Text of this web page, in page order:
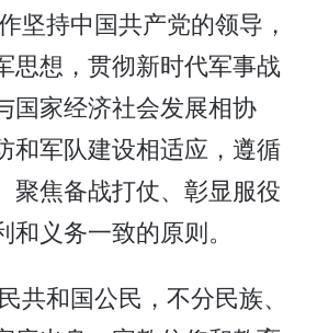
坚持中国共产党的领导，
思想，贯彻新时代军事战
国家经济社会发展相协
和军队建设相适应，遵循
聚焦备战打仗、彰显服役
义务一致的原则。
共和国公民，不分民族、